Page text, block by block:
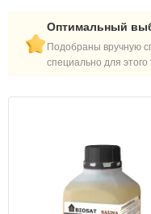
Оптимальный
Подобраны вручную
специально для этого